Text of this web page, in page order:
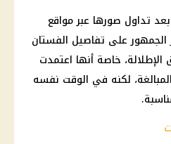
تداول صورها عبر مواقع
الجمهور على تفاصيل الفستان
خاصة أنها اعتمدت
لكنه في الوقت نفسه